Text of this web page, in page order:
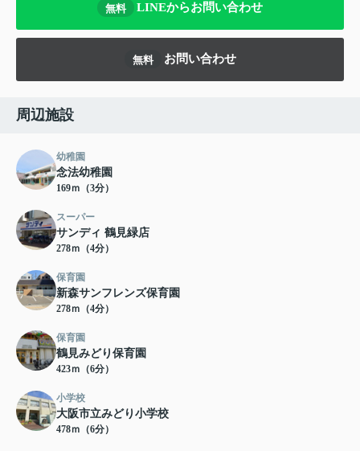
無料 LINEからお問い合わせ
無料 お問い合わせ
周辺施設
幼稚園
念法幼稚園
169ｍ（3分）
スーパー
サンディ 鶴見緑店
278ｍ（4分）
保育園
新森サンフレンズ保育園
278ｍ（4分）
保育園
鶴見みどり保育園
423ｍ（6分）
小学校
大阪市立みどり小学校
478ｍ（6分）